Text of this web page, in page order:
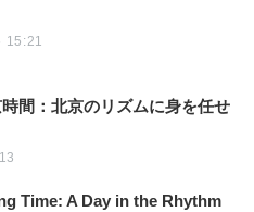
15:21
間：北京のリズムに身を任せ
Time: A Day in the Rhythm